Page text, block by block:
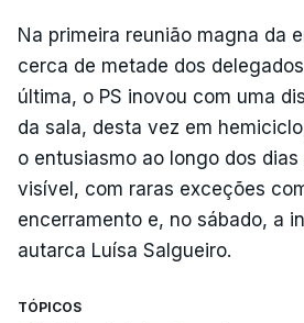
Na primeira reunião magna da
cerca de metade dos
última, o PS inovou com uma
da sala, desta vez em
o entusiasmo ao longo dos
visível, com raras exceções
encerramento e, no sábado, a
autarca Luísa Salgueiro.
TÓPICOS